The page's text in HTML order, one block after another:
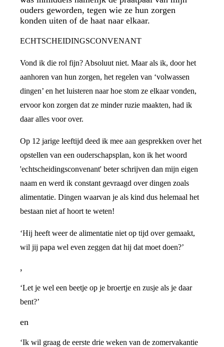
ouders geworden, tegen wie ze hun zorgen
konden uiten of de haat naar elkaar.
ECHTSCHEIDINGSCONVENANT
Vond ik die rol fijn? Absoluut niet. Maar als ik, door het
aanhoren van hun zorgen, het regelen van ‘volwassen
dingen’ en het luisteren naar hoe stom ze elkaar vonden,
ervoor kon zorgen dat ze minder ruzie maakten, had ik
daar alles voor over.
Op 12 jarige leeftijd deed ik mee aan gesprekken over het
opstellen van een ouderschapsplan, kon ik het woord
'echtscheidingsconvenant' beter schrijven dan mijn eigen
naam en werd ik constant gevraagd over dingen zoals
alimentatie. Dingen waarvan je als kind dus helemaal het
bestaan niet af hoort te weten!
‘Hij heeft weer de alimentatie niet op tijd over gemaakt,
wil jij papa wel even zeggen dat hij dat moet doen?’
,
‘Let je wel een beetje op je broertje en zusje als je daar
bent?’
en
‘Ik wil graag de eerste drie weken van de zomervakantie